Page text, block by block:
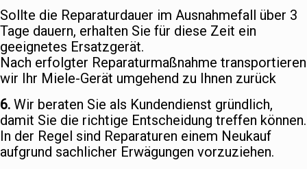
Sollte die Reparaturdauer im Ausnahmefall über 3
Tage dauern, erhalten Sie für diese Zeit ein
geeignetes Ersatzgerät.
Nach erfolgter Reparaturmaßnahme transportieren
wir Ihr Miele-Gerät umgehend zu Ihnen zurück
6. Wir beraten Sie als Kundendienst gründlich,
damit Sie die richtige Entscheidung treffen können.
In der Regel sind Reparaturen einem Neukauf
aufgrund sachlicher Erwägungen vorzuziehen.